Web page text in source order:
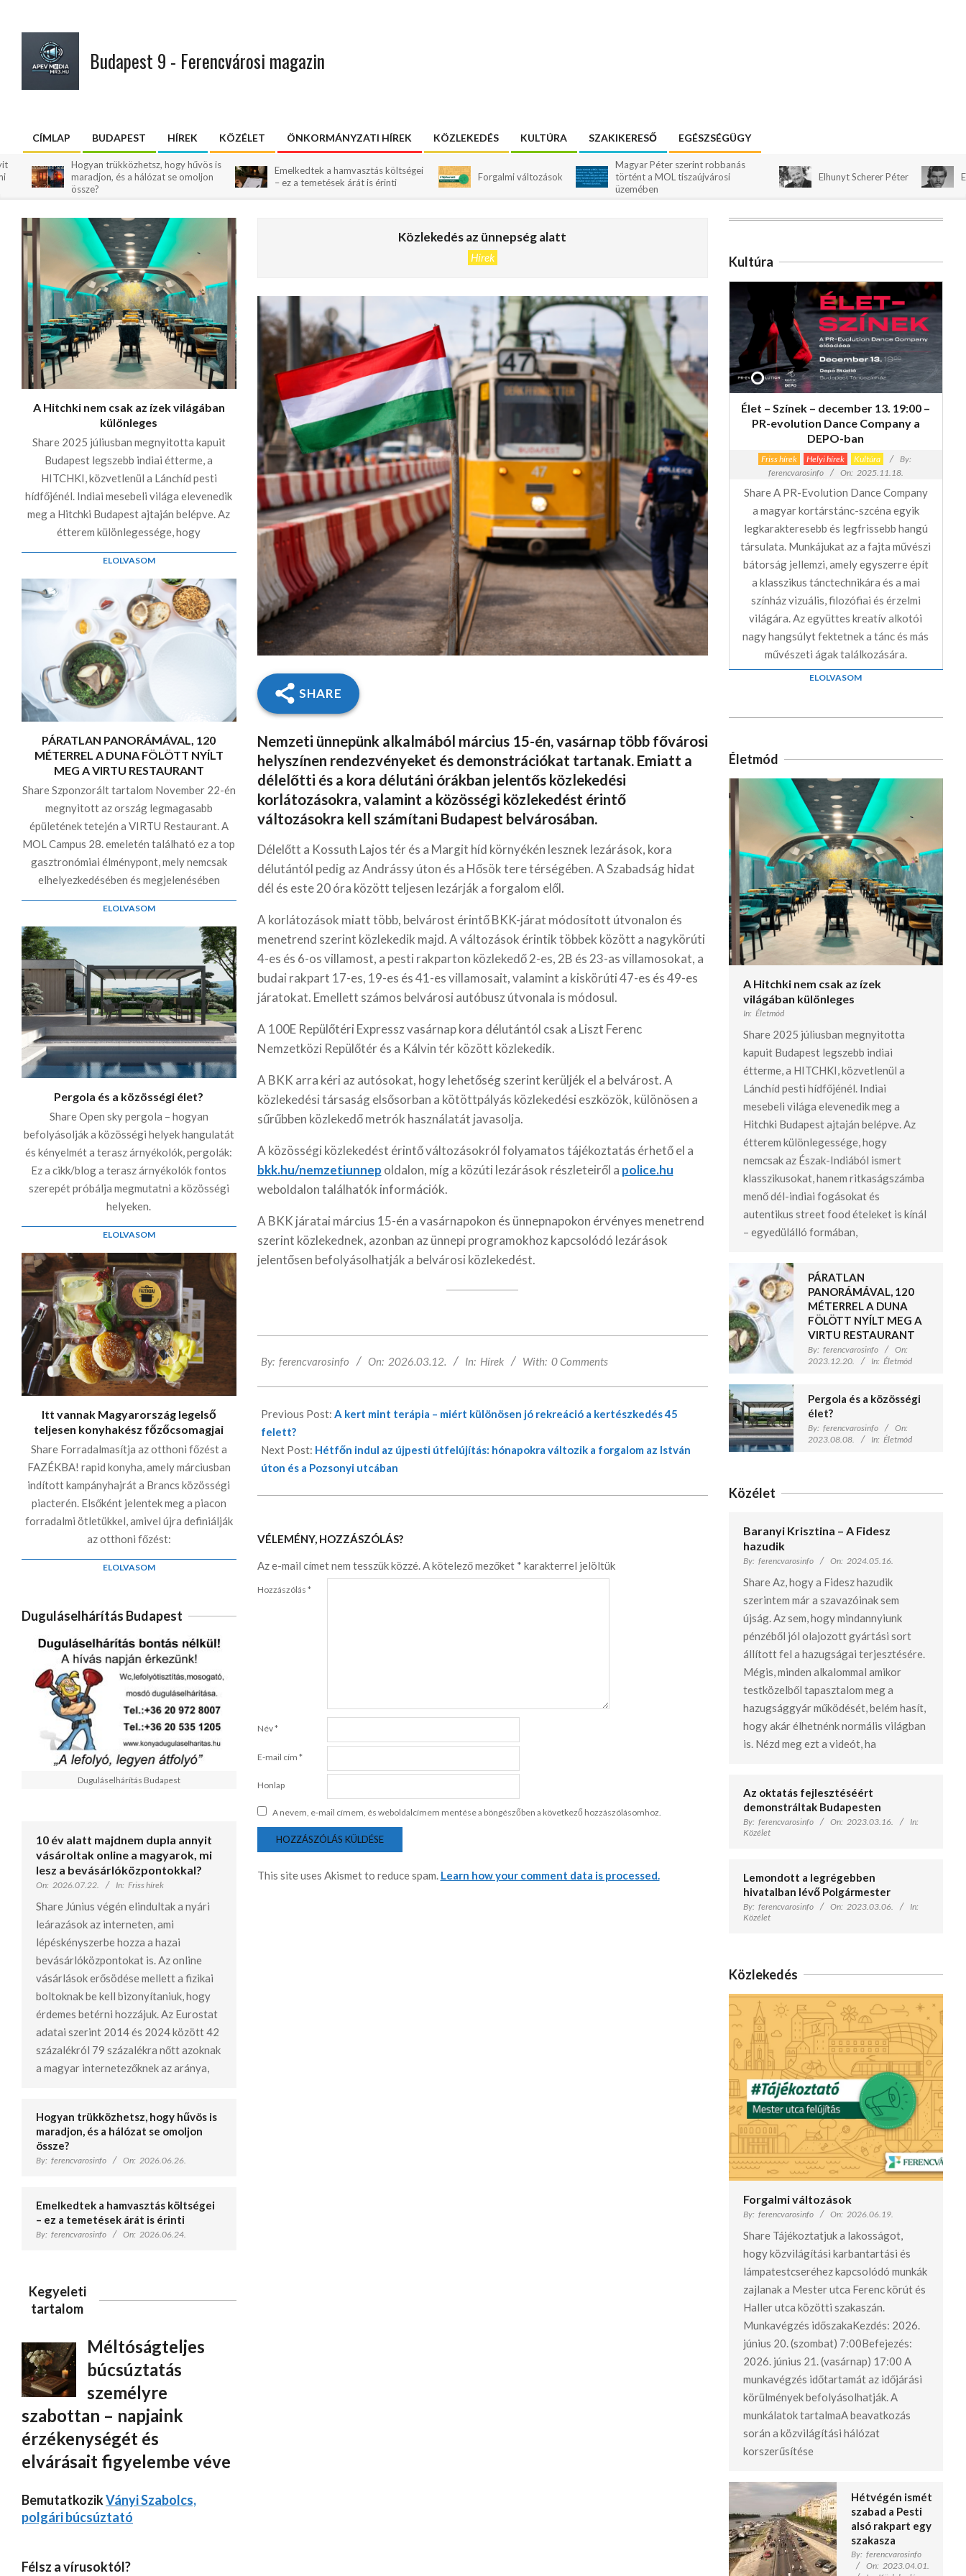
Budapest 9 - Ferencvárosi magazin
Primary
Navigation
Menu
CÍMLAP BUDAPEST HÍREK KÖZÉLET ÖNKORMÁNYZATI HÍREK KÖZLEKEDÉS KULTÚRA SZAKIKERESŐ EGÉSZSÉGÜGY
Hogyan trükközhetsz, hogy hűvös is
maradjon, és a hálózat se omoljon
össze?
Emelkedtek a hamvasztás költségei
– ez a temetések árát is érinti
Forgalmi változások
Magyar Péter szerint robbanás
történt a MOL tiszaújvárosi
üzemében
Elhunyt Scherer Péter Elhunyt
Közlekedés az ünnepség alatt
Hírek
SHARE
Nemzeti ünnepünk alkalmából március 15-én, vasárnap több fővárosi
helyszínen rendezvényeket és demonstrációkat tartanak. Emiatt a
délelőtti és a kora délutáni órákban jelentős közlekedési
korlátozásokra, valamint a közösségi közlekedést érintő
változásokra kell számítani Budapest belvárosában.
Délelőtt a Kossuth Lajos tér és a Margit híd környékén lesznek lezárások, kora
délutántól pedig az Andrássy úton és a Hősök tere térségében. A Szabadság hidat
dél és este 20 óra között teljesen lezárják a forgalom elől.
A korlátozások miatt több, belvárost érintő BKK-járat módosított útvonalon és
menetrend szerint közlekedik majd. A változások érintik többek között a nagykörúti
4-es és 6-os villamost, a pesti rakparton közlekedő 2-es, 2B és 23-as villamosokat, a
budai rakpart 17-es, 19-es és 41-es villamosait, valamint a kiskörúti 47-es és 49-es
járatokat. Emellett számos belvárosi autóbusz útvonala is módosul.
A 100E Repülőtéri Expressz vasárnap kora délutántól csak a Liszt Ferenc
Nemzetközi Repülőtér és a Kálvin tér között közlekedik.
A BKK arra kéri az autósokat, hogy lehetőség szerint kerüljék el a belvárost. A
közlekedési társaság elsősorban a kötöttpályás közlekedési eszközök, különösen a
sűrűbben közlekedő metrók használatát javasolja.
A közösségi közlekedést érintő változásokról folyamatos tájékoztatás érhető el a
bkk.hu/nemzetiunnep oldalon, míg a közúti lezárások részleteiről a police.hu
weboldalon találhatók információk.
A BKK járatai március 15-én a vasárnapokon és ünnepnapokon érvényes menetrend
szerint közlekednek, azonban az ünnepi programokhoz kapcsolódó lezárások
jelentősen befolyásolhatják a belvárosi közlekedést.
03-
By: ferencvarosinfo On: 2026.03.12. In: Hírek With: 0 Comments
Previous Post: A kert mint terápia – miért különösen jó rekreáció a kertészkedés 45
felett?
Next Post: Hétfőn indul az újpesti útfelújítás: hónapokra változik a forgalom az István
úton és a Pozsonyi utcában
VÉLEMÉNY, HOZZÁSZÓLÁS?
Az e-mail címet nem tesszük közzé.A kötelező mezőket * karakterrel jelöltük
Hozzászólás *
Név*
E-mail cím *
Honlap
A nevem, e-mail címem, és weboldalcímem mentése a böngészőben a következő hozzászólásomhoz.
This site uses Akismet to reduce spam. Learn how your comment data is processed.
A Hitchki nem csak az ízek világában
különleges
Share 2025 júliusban megnyitotta kapuit
Budapest legszebb indiai étterme, a
HITCHKI, közvetlenül a Lánchíd pesti
hídfőjénél. Indiai mesebeli világa elevenedik
meg a Hitchki Budapest ajtaján belépve. Az
étterem különlegessége, hogy
ELOLVASOM
PÁRATLAN PANORÁMÁVAL, 120
MÉTERREL A DUNA FÖLÖTT NYÍLT
MEG A VIRTU RESTAURANT
Share Szponzorált tartalom November 22-én
megnyitott az ország legmagasabb
épületének tetején a VIRTU Restaurant. A
MOL Campus 28. emeletén található ez a top
gasztronómiai élménypont, mely nemcsak
elhelyezkedésében és megjelenésében
ELOLVASOM
Pergola és a közösségi élet?
Share Open sky pergola – hogyan
befolyásolják a közösségi helyek hangulatát
és kényelmét a terasz árnyékolók, pergolák:
Ez a cikk/blog a terasz árnyékolók fontos
szerepét próbálja megmutatni a közösségi
helyeken.
ELOLVASOM
Itt vannak Magyarország legelső
teljesen konyhakész főzőcsomagjai
Share Forradalmasítja az otthoni főzést a
FAZÉKBA! rapid konyha, amely márciusban
indított kampányhajrát a Brancs közösségi
piacterén. Elsőként jelentek meg a piacon
forradalmi ötletükkel, amivel újra definiálják
az otthoni főzést:
ELOLVASOM
Duguláselhárítás Budapest
Duguláselhárítás Budapest
10 év alatt majdnem dupla annyit
vásároltak online a magyarok, mi
lesz a bevásárlóközpontokkal?
On: 2026.07.22. In: Friss hírek
Share Június végén elindultak a nyári
leárazások az interneten, ami
lépéskényszerbe hozza a hazai
bevásárlóközpontokat is. Az online
vásárlások erősödése mellett a fizikai
boltoknak be kell bizonyítaniuk, hogy
érdemes betérni hozzájuk. Az Eurostat
adatai szerint 2014 és 2024 között 42
százalékról 79 százalékra nőtt azoknak
a magyar internetezőknek az aránya,
Hogyan trükközhetsz, hogy hűvös is
maradjon, és a hálózat se omoljon
össze?
By: ferencvarosinfo On: 2026.06.26.
Emelkedtek a hamvasztás költségei
– ez a temetések árát is érinti
By: ferencvarosinfo On: 2026.06.24.
Kegyeleti
tartalom
Méltóságteljes
búcsúztatás
személyre
szabottan – napjaink
érzékenységét és
elvárásait figyelembe véve
BemutatkozikVányi Szabolcs,
polgári búcsúztató
Félsz a vírusoktól?
Kultúra
Élet – Színek – december 13. 19:00 –
PR-evolution Dance Company a
DEPO-ban
Friss hírek Helyi hírek Kultúra
By:
ferencvarosinfo
On: 2025.11.18.
Share A PR-Evolution Dance Company
a magyar kortárstánc-szcéna egyik
legkarakteresebb és legfrissebb hangú
társulata. Munkájukat az a fajta művészi
bátorság jellemzi, amely egyszerre épít
a klasszikus tánctechnikára és a mai
színház vizuális, filozófiai és érzelmi
világára. Az együttes kreatív alkotói
nagy hangsúlyt fektetnek a tánc és más
művészeti ágak találkozására.
ELOLVASOM
Életmód
A Hitchki nem csak az ízek
világában különleges
In: Életmód
Share 2025 júliusban megnyitotta
kapuit Budapest legszebb indiai
étterme, a HITCHKI, közvetlenül a
Lánchíd pesti hídfőjénél. Indiai
mesebeli világa elevenedik meg a
Hitchki Budapest ajtaján belépve. Az
étterem különlegessége, hogy
nemcsak az Észak-Indiából ismert
klasszikusokat, hanem ritkaságszámba
menő dél-indiai fogásokat és
autentikus street food ételeket is kínál
– egyedülálló formában,
PÁRATLAN
PANORÁMÁVAL, 120
MÉTERREL A DUNA
FÖLÖTT NYÍLT MEG A
VIRTU RESTAURANT
By: ferencvarosinfo
On:
2023.12.20.
In: Életmód
Pergola és a közösségi
élet?
By: ferencvarosinfo
On:
2023.08.08.
In: Életmód
Közélet
Baranyi Krisztina – A Fidesz
hazudik
By: ferencvarosinfo On: 2024.05.16.
Share Az, hogy a Fidesz hazudik
szerintem már a szavazóinak sem
újság. Az sem, hogy mindannyiunk
pénzéből jól olajozott gyártási sort
állított fel a hazugságai terjesztésére.
Mégis, minden alkalommal amikor
testközelből tapasztalom meg a
hazugsággyár működését, belém hasít,
hogy akár élhetnénk normális világban
is. Nézd meg ezt a videót, ha
Az oktatás fejlesztéséért
demonstráltak Budapesten
By: ferencvarosinfo On: 2023.03.16.
In:
Közélet
Lemondott a legrégebben
hivatalban lévő Polgármester
By: ferencvarosinfo On: 2023.03.06.
In:
Közélet
Közlekedés
Forgalmi változások
By: ferencvarosinfo On: 2026.06.19.
Share Tájékoztatjuk a lakosságot,
hogy közvilágítási karbantartási és
lámpatestcseréhez kapcsolódó munkák
zajlanak a Mester utca Ferenc körút és
Haller utca közötti szakaszán.
Munkavégzés időszakaKezdés: 2026.
június 20. (szombat) 7:00Befejezés:
2026. június 21. (vasárnap) 17:00 A
munkavégzés időtartamát az időjárási
körülmények befolyásolhatják. A
munkálatok tartalmaA beavatkozás
során a közvilágítási hálózat
korszerűsítése
Hétvégén ismét
szabad a Pesti
alsó rakpart egy
szakasza
By: ferencvarosinfo
On: 2023.04.01.